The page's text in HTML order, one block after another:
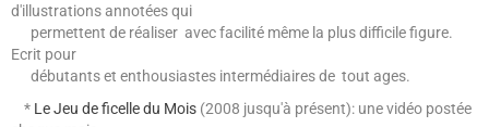
d'illustrations annotées qui
permettent de réaliser avec facilité même la plus difficile figure.
Ecrit pour
débutants et enthousiastes intermédiaires de tout ages.
* Le Jeu de ficelle du Mois (2008 jusqu'à présent): une vidéo postée